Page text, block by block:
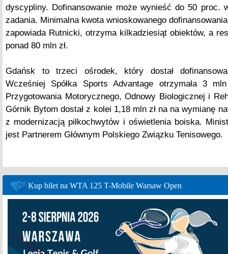
dyscypliny. Dofinansowanie może wynieść do 50 proc.
zadania. Minimalna kwota wnioskowanego
zapowiada Rutnicki, otrzyma kilkadziesiąt obiektów, a
ponad 80 mln zł.
Gdańsk to trzeci ośrodek, który dostał
Wcześniej Spółka Sports Advantage otrzymała 3
Przygotowania Motorycznego, Odnowy Biologicznej i
Górnik Bytom dostał z kolei 1,18 mln zł na na wymianę
z modernizacją piłkochwytów i oświetlenia boiska.
jest Partnerem Głównym Polskiego Związku Tenisowego.
Kup bilet na WTA 125 T-Mobile Warsaw Open